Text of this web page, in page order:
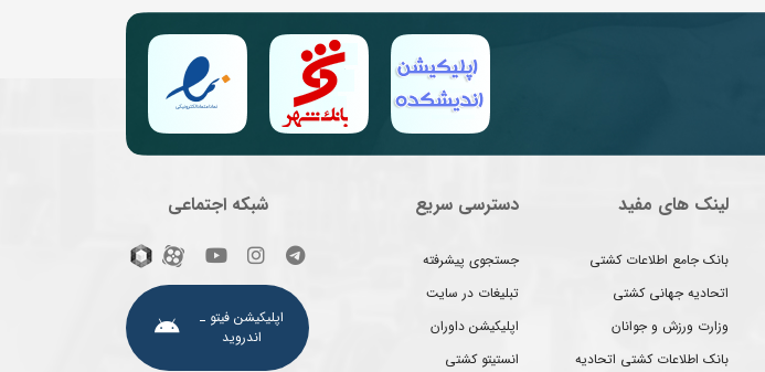
لینک های مفید
بانک جامع اطلاعات کشتی
اتحادیه جهانی کشتی
وزارت ورزش و جوانان
بانک اطلاعات کشتی اتحادیه
دسترسی سریع
جستجوی پیشرفته
تبلیغات در سایت
اپلیکیشن داوران
انستیتو کشتی
شبکه اجتماعی
اپلیکیشن فیتو ـ
اندروید